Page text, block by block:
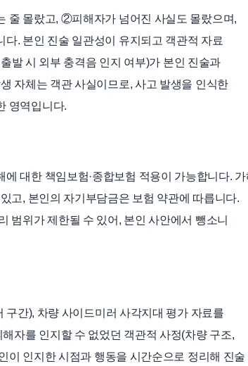
줄 몰랐고, ②피해자가 넘어진 사실도 몰랐으며,
. 본인 진술 일관성이 유지되고 객관적 자료
발 시 외부 충격음 인지 여부)가 본인 진술과
자체는 객관 사실이므로, 사고 발생을 인식한
영역입니다.
대한 책임보험·종합보험 적용이 가능합니다. 가
고, 본인의 자기부담금은 보험 약관에 따릅니다.
범위가 제한될 수 있어, 본인 사안에서 뺑소니
간), 차량 사이드미러 사각지대 평가 자료를
자를 인지할 수 없었던 객관적 사정(차량 구조,
이 인지한 시점과 행동을 시간순으로 정리해 진술